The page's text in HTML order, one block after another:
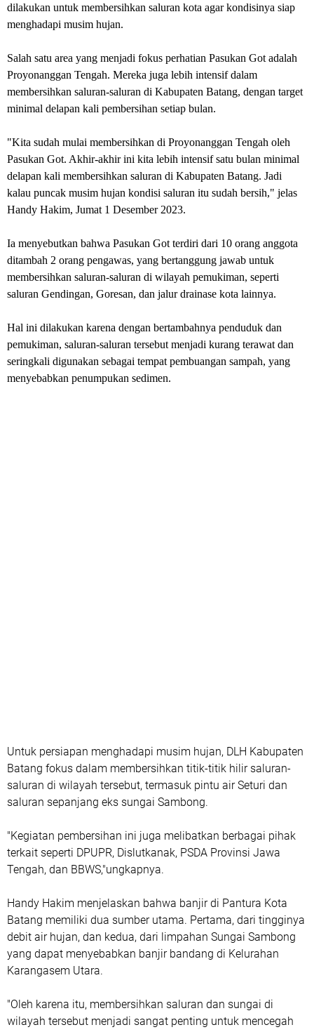
dilakukan untuk membersihkan saluran kota agar kondisinya siap
menghadapi musim hujan.
Salah satu area yang menjadi fokus perhatian Pasukan Got adalah
Proyonanggan Tengah. Mereka juga lebih intensif dalam
membersihkan saluran-saluran di Kabupaten Batang, dengan target
minimal delapan kali pembersihan setiap bulan.
"Kita sudah mulai membersihkan di Proyonanggan Tengah oleh
Pasukan Got. Akhir-akhir ini kita lebih intensif satu bulan minimal
delapan kali membersihkan saluran di Kabupaten Batang. Jadi
kalau puncak musim hujan kondisi saluran itu sudah bersih," jelas
Handy Hakim, Jumat 1 Desember 2023.
Ia menyebutkan bahwa Pasukan Got terdiri dari 10 orang anggota
ditambah 2 orang pengawas, yang bertanggung jawab untuk
membersihkan saluran-saluran di wilayah pemukiman, seperti
saluran Gendingan, Goresan, dan jalur drainase kota lainnya.
Hal ini dilakukan karena dengan bertambahnya penduduk dan
pemukiman, saluran-saluran tersebut menjadi kurang terawat dan
seringkali digunakan sebagai tempat pembuangan sampah, yang
menyebabkan penumpukan sedimen.
Untuk persiapan menghadapi musim hujan, DLH Kabupaten
Batang fokus dalam membersihkan titik-titik hilir saluran-
saluran di wilayah tersebut, termasuk pintu air Seturi dan
saluran sepanjang eks sungai Sambong.
"Kegiatan pembersihan ini juga melibatkan berbagai pihak
terkait seperti DPUPR, Dislutkanak, PSDA Provinsi Jawa
Tengah, dan BBWS,"ungkapnya.
Handy Hakim menjelaskan bahwa banjir di Pantura Kota
Batang memiliki dua sumber utama. Pertama, dari tingginya
debit air hujan, dan kedua, dari limpahan Sungai Sambong
yang dapat menyebabkan banjir bandang di Kelurahan
Karangasem Utara.
"Oleh karena itu, membersihkan saluran dan sungai di
wilayah tersebut menjadi sangat penting untuk mencegah